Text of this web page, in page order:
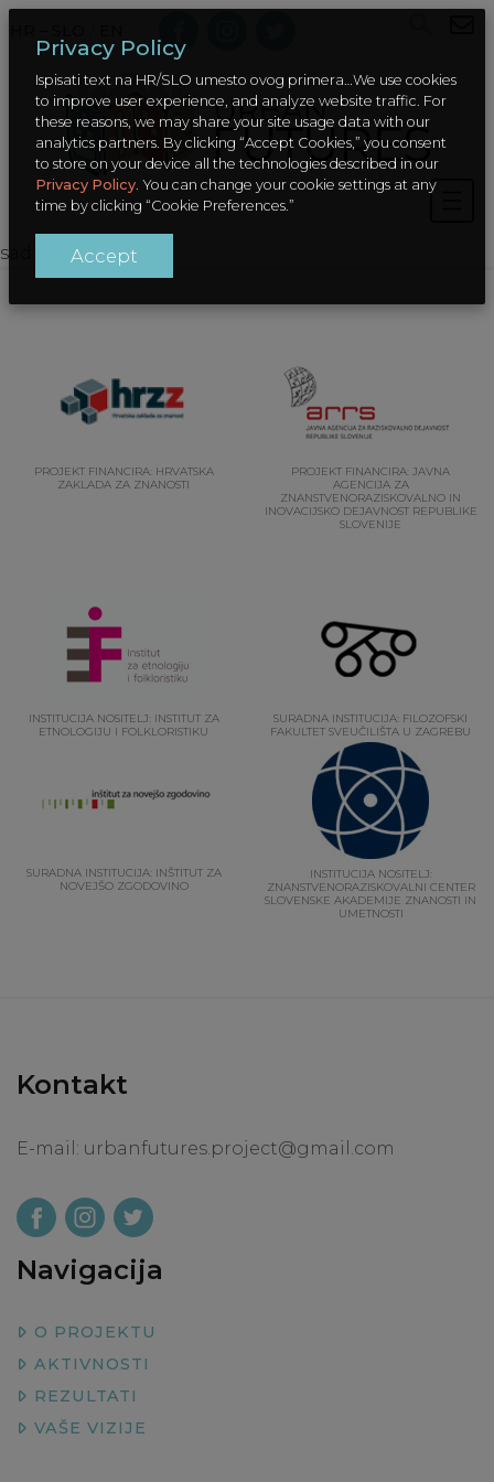
sadrzaj
PROJEKT FINANCIRA: HRVATSKA
ZAKLADA ZA ZNANOSTI
PROJEKT FINANCIRA: JAVNA
AGENCIJA ZA
ZNANSTVENORAZISKOVALNO IN
INOVACIJSKO DEJAVNOST REPUBLIKE
SLOVENIJE
INSTITUCIJA NOSITELJ: INSTITUT ZA
ETNOLOGIJU I FOLKLORISTIKU
SURADNA INSTITUCIJA: FILOZOFSKI
FAKULTET SVEUČILIŠTA U ZAGREBU
SURADNA INSTITUCIJA: INŠTITUT ZA
NOVEJŠO ZGODOVINO
INSTITUCIJA NOSITELJ:
ZNANSTVENORAZISKOVALNI CENTER
SLOVENSKE AKADEMIJE ZNANOSTI IN
UMETNOSTI
Kontakt
E-mail: urbanfutures.project@gmail.com
Navigacija
O PROJEKTU
AKTIVNOSTI
REZULTATI
VAŠE VIZIJE
Privacy Policy
Ispisati text na HR/SLO umesto ovog primera…We use cookies
to improve user experience, and analyze website traffic. For
these reasons, we may share your site usage data with our
analytics partners. By clicking “Accept Cookies,” you consent
to store on your device all the technologies described in our
Privacy Policy. You can change your cookie settings at any
time by clicking “Cookie Preferences.”
Accept